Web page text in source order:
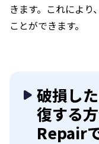
きます。これにより
ことができます。
破損し
復する
Repair